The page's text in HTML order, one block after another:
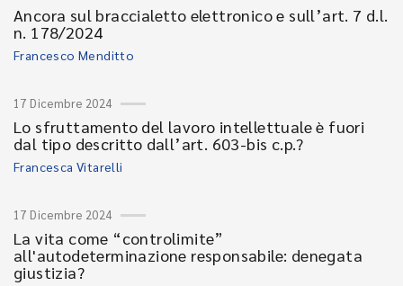
Ancora sul braccialetto elettronico e sull’art. 7 d.l.
n. 178/2024
Francesco Menditto
17 Dicembre 2024
Lo sfruttamento del lavoro intellettuale è fuori
dal tipo descritto dall’art. 603-bis c.p.?
Francesca Vitarelli
17 Dicembre 2024
La vita come “controlimite”
all'autodeterminazione responsabile: denegata
giustizia?